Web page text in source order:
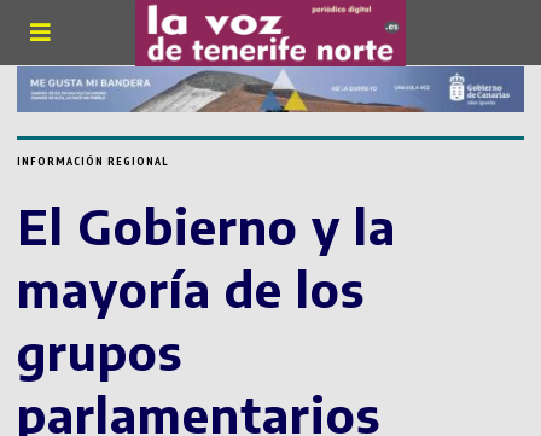
INFORMACIÓN REGIONAL
El Gobierno y la
mayoría de los
grupos
parlamentarios